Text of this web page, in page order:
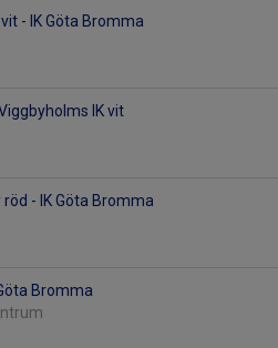
vit - IK Göta Bromma
IK vit
- IK Göta Bromma
Bromma